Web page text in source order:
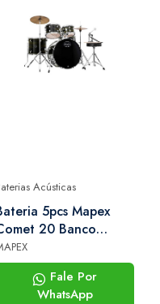
Acústicas
5pcs Mapex
20 Banco
Yellow Grain
Fale Por
WhatsApp